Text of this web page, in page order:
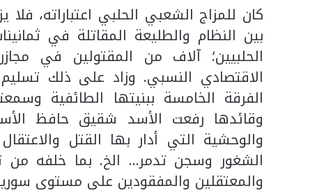
كان للمزاج الشعبي الحلبي اعتباراته،
بين النظام والطليعة المقاتلة في
الحلبيين؛ آلاف من المقتولين في
الاقتصادي النسبي. وزاد على ذلك
الفرقة الخامسة ببنيتها الطائفية
وقائدها رفعت الأسد شقيق حافظ
والوحشية التي أدار بها القتل
الشغور وسجن تدمر… الخ. بما خلفه من
والمعتقلين والمفقودين على مستوى